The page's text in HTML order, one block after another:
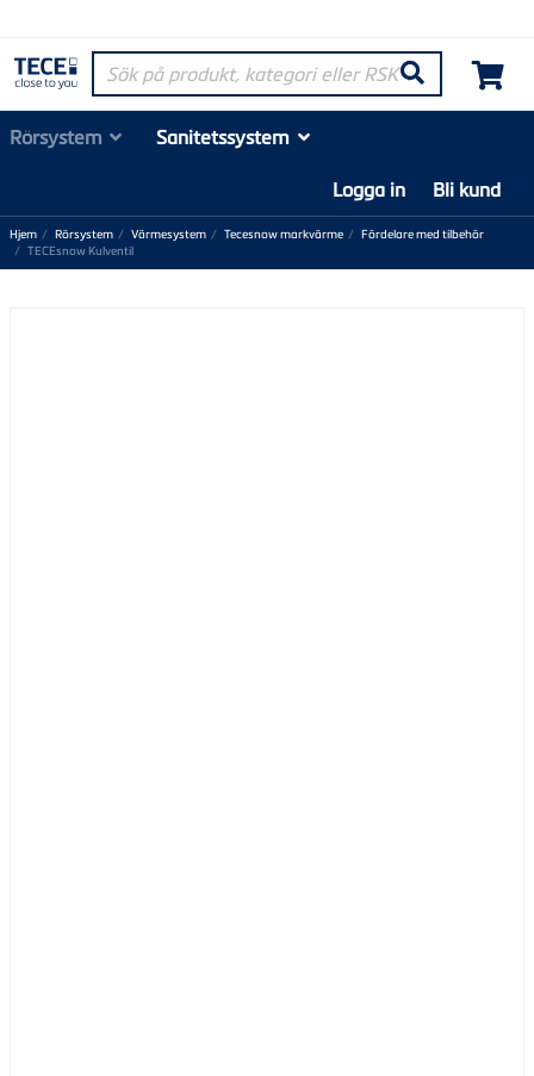
Sök på produkt, kategori eller RSK-nummer
Søk
Rörsystem
Sanitetssystem
Logga in
Bli kund
Hjem Rörsystem Värmesystem Tecesnow markvärme
Fördelare med tilbehör
TECEsnow Kulventil